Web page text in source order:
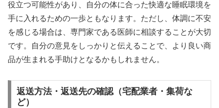
役立つ可能性があり、自分の体に合った快適な睡眠環境を
手に入れるための一歩ともなります。ただし、体調に不安
を感じる場合は、専門家である医師に相談することが大切
です。自分の意見をしっかりと伝えることで、より良い商
品が生まれる手助けとなるかもしれません。
返送方法・返送先の確認（宅配業者・集荷な
ど）